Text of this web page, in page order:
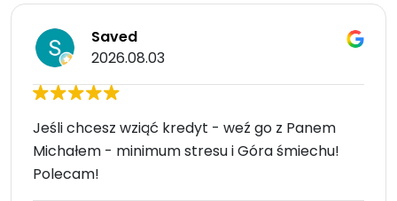
Saved
2026.08.03
Jeśli chcesz wziąć kredyt - weź go z Panem
Michałem - minimum stresu i Góra śmiechu!
Polecam!